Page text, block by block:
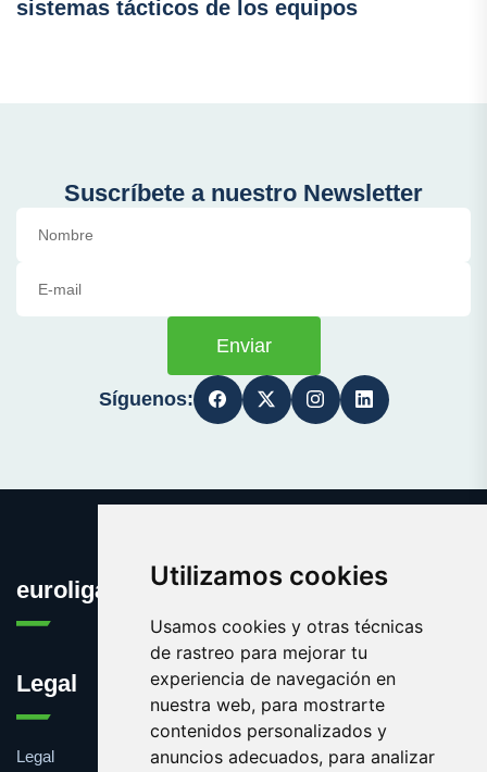
Utilizamos cookies
Usamos cookies y otras técnicas
de rastreo para mejorar tu
experiencia de navegación en
nuestra web, para mostrarte
contenidos personalizados y
anuncios adecuados, para analizar
sistemas tácticos de los equipos
Suscríbete a nuestro Newsletter
Enviar
Síguenos:
euroliga.es
Legal
Legal